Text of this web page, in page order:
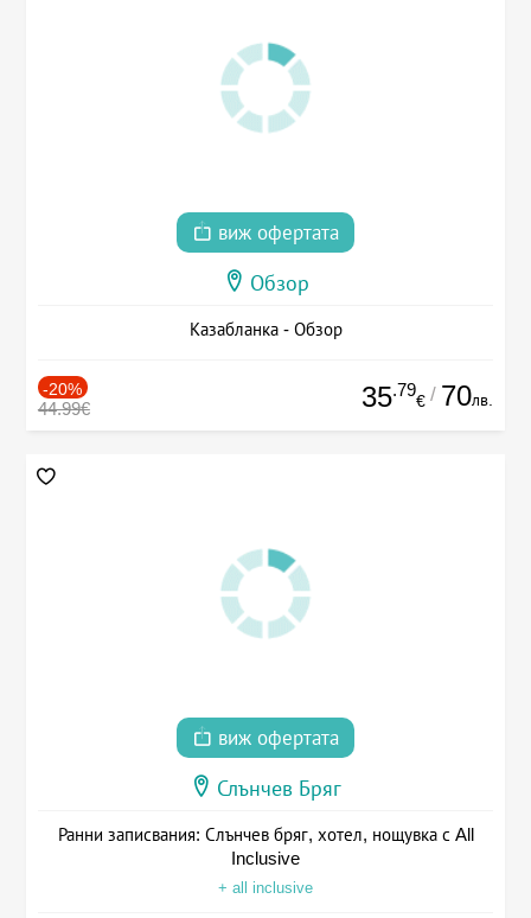
виж офертата
Обзор
Казабланка - Обзор
-20%
44.99€ 35.79
€ / 70лв.
виж офертата
Слънчев Бряг
Ранни записвания: Слънчев бряг, хотел, нощувка с All
Inclusive
+ all inclusive